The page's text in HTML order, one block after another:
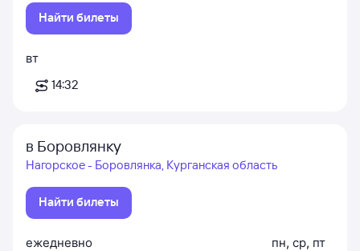
Найти билеты
вт
14:32
в Боровлянку
Нагорское - Боровлянка, Курганская область
Найти билеты
ежедневно
пн, ср, пт